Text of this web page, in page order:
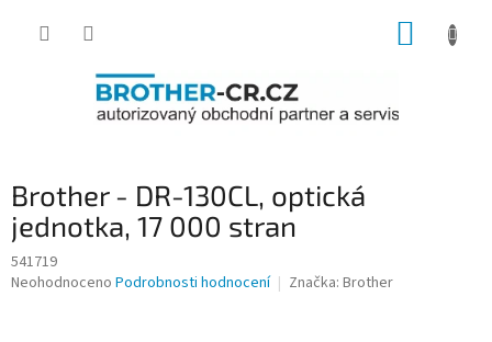
Brother - DR-130CL, optická
jednotka, 17 000 stran
541719
Průměrné
Neohodnoceno Podrobnosti hodnocení Značka: Brother